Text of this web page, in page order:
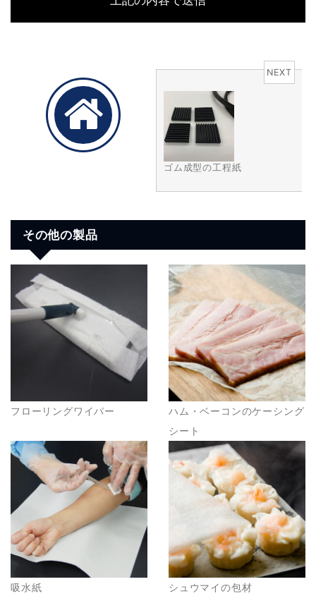
目的・利用内容をお知らせし、同意をいただいたうえで
個人情報の収集を行います。
客様の個人情報を次の目的のために、その目的の範囲内
において、利用させていただきます。
お客様からのお問い合わせや、依頼内容に対応させて頂
くため
各種イベント・セミナーなどのご案内のため。
■個人情報の第三者への開示や提供
いずれかに該当する場合を除き、いかなる第三者にも開
示・提供いたしません。
1）お問い合わせ、またはご要望に対し、適切な回答また
は対応をさせていただくためや、契約の責任を果たすた
め。
2）お客様の同意がある場合
3）お客様個人を判別できない状態で開示する場合
4）法令等により開示を要求された場合
5）その他正当な理由のある場合
■個人情報の管理
当社は、お客様の個人情報については適切・慎重に管理
するとともに、外部への漏洩を防止します。
■個人情報の変更・取り消し
お客様にご提供いただきました個人情報について、訂
正・削除の希望があった場合、お客様本人によるもので
あるあることが確認できた場合に限り、合理的な範囲で
速やかに対応いたします。
NEXT
ゴム成型の工程紙
その他の製品
フローリングワイパー
ハム・ベーコンのケーシング
シート
吸水紙 シュウマイの包材